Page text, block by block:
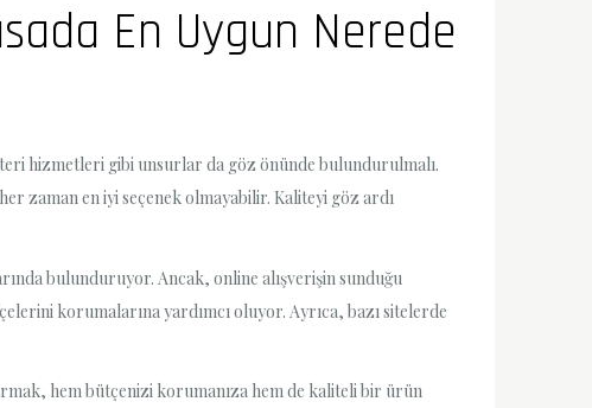
En Uygun Nerede
hizmetleri gibi unsurlar da göz önünde bulundurulmalı.
zaman en iyi seçenek olmayabilir. Kaliteyi göz ardı
bulunduruyor. Ancak, online alışverişin sunduğu
korumalarına yardımcı oluyor. Ayrıca, bazı sitelerde
hem bütçenizi korumanıza hem de kaliteli bir ürün